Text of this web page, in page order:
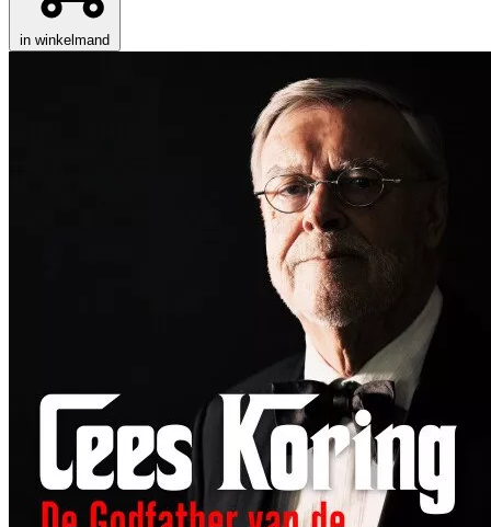
in winkelmand